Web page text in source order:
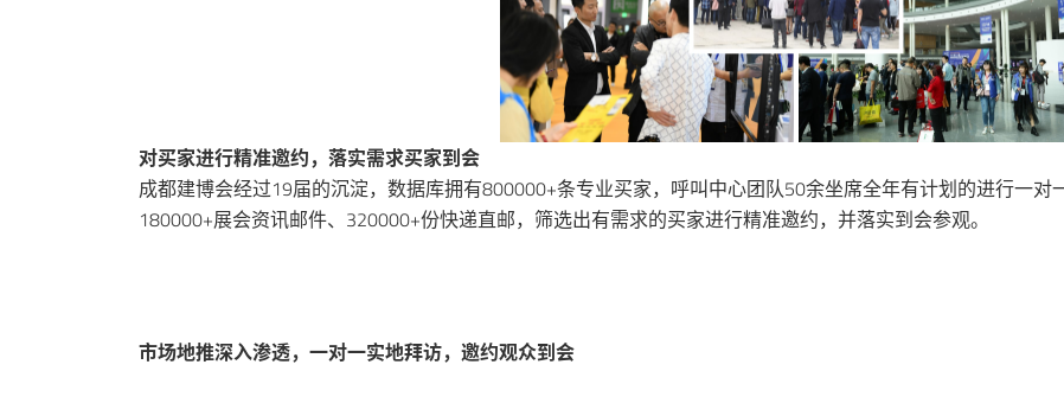
对买家进行精准邀约，落实需求买家到会
成都建博会经过19届的沉淀，数据库拥有800000+条专业买家，呼叫中心团队50余坐席全年有计划的进行一对
180000+展会资讯邮件、320000+份快递直邮，筛选出有需求的买家进行精准邀约，并落实到会参观。
市场地推深入渗透，一对一实地拜访，邀约观众到会